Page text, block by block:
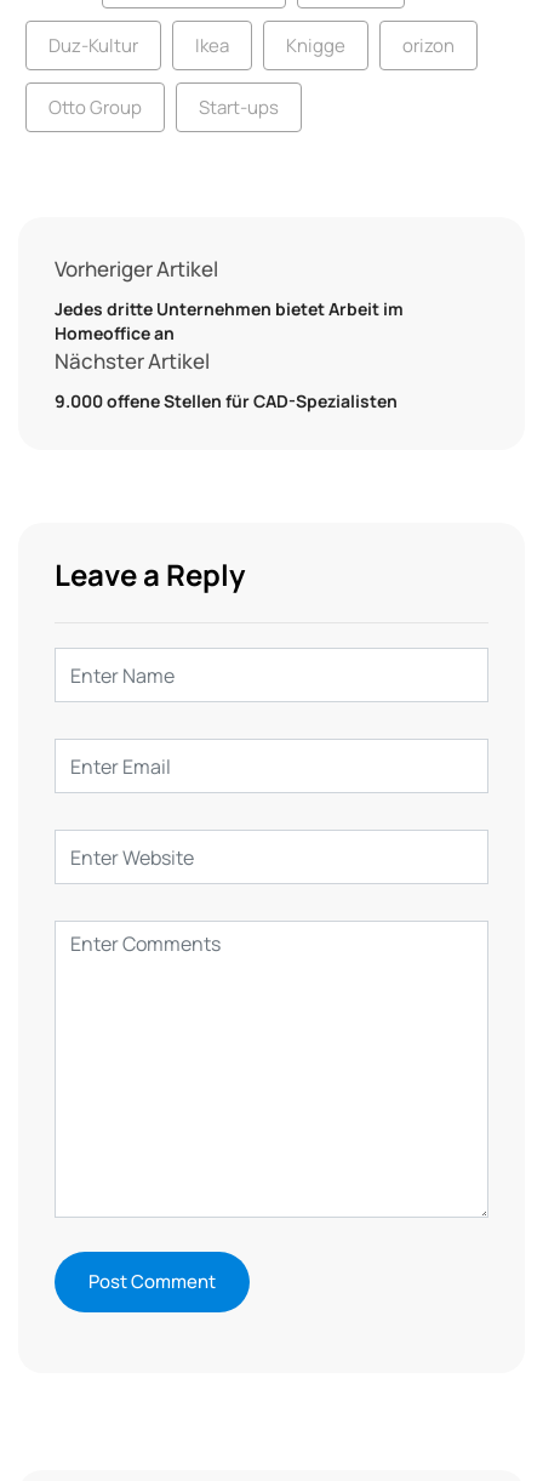
Duz-Kultur Ikea Knigge orizon
Otto Group Start-ups
Vorheriger Artikel
Jedes dritte Unternehmen bietet Arbeit im
Homeoffice an
Nächster Artikel
9.000 offene Stellen für CAD-Spezialisten
Leave a Reply